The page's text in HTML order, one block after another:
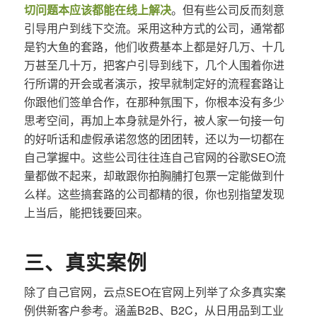
切问题本应该都能在线上解决。但有些公司反而刻意
引导用户到线下交流。采用这种方式的公司，通常都
是钓大鱼的套路，他们收费基本上都是好几万、十几
万甚至几十万，把客户引导到线下，几个人围着你进
行所谓的开会或者演示，按早就制定好的流程套路让
你跟他们签单合作，在那种氛围下，你根本没有多少
思考空间，再加上本身就是外行，被人家一句接一句
的好听话和虚假承诺忽悠的团团转，还以为一切都在
自己掌握中。这些公司往往连自己官网的谷歌SEO流
量都做不起来，却敢跟你拍胸脯打包票一定能做到什
么样。这些搞套路的公司都精的很，你也别指望发现
上当后，能把钱要回来。
三、真实案例
除了自己官网，云点SEO在官网上列举了众多真实案
例供新客户参考。涵盖B2B、B2C，从日用品到工业